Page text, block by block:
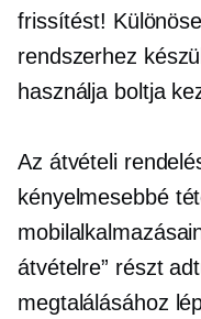
frissítést!
rendszerhez
használja boltja
Az átvételi
kényelmesebbé
átvételre” részt
megtalálásához